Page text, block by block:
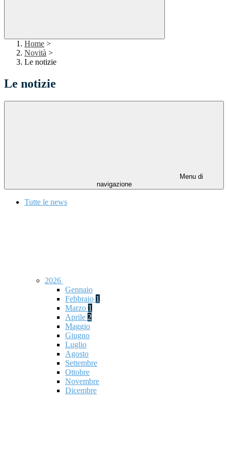
Home >
Novità >
Le notizie
Le notizie
Menu di
navigazione
Tutte le news
2026
Gennaio
Febbraio 1
Marzo 1
Aprile 2
Maggio
Giugno
Luglio
Agosto
Settembre
Ottobre
Novembre
Dicembre